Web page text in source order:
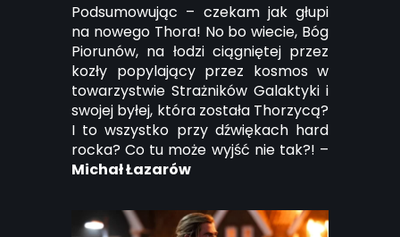
Podsumowując – czekam jak głupi
na nowego Thora! No bo wiecie, Bóg
Piorunów, na łodzi ciągniętej przez
kozły popylający przez kosmos w
towarzystwie Strażników Galaktyki i
swojej byłej, która została Thorzycą?
I to wszystko przy dźwiękach hard
rocka? Co tu może wyjść nie tak?! –
Michał Łazarów